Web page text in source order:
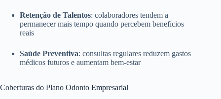
Retenção de Talentos: colaboradores tendem a
permanecer mais tempo quando percebem benefícios
reais
Saúde Preventiva: consultas regulares reduzem gastos
médicos futuros e aumentam bem-estar
Coberturas do Plano Odonto Empresarial